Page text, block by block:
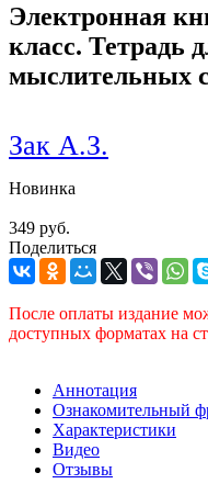
Электронная
класс. Тетрадь
мыслительных
Зак А.З.
Новинка
349 руб.
Поделиться
После оплаты издание
доступных форматах на
Аннотация
Ознакомительный
Характеристики
Видео
Отзывы